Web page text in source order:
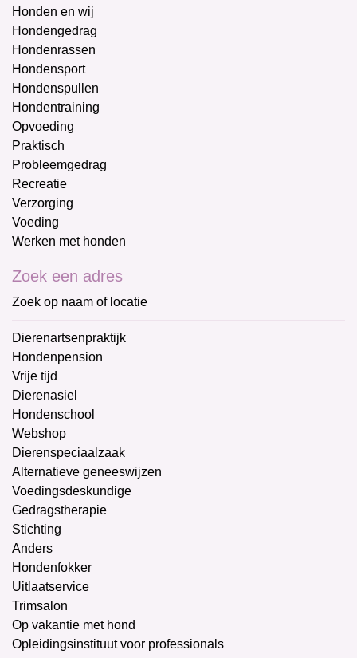
Honden en wij
Hondengedrag
Hondenrassen
Hondensport
Hondenspullen
Hondentraining
Opvoeding
Praktisch
Probleemgedrag
Recreatie
Verzorging
Voeding
Werken met honden
Zoek een adres
Zoek op naam of locatie
Dierenartsenpraktijk
Hondenpension
Vrije tijd
Dierenasiel
Hondenschool
Webshop
Dierenspeciaalzaak
Alternatieve geneeswijzen
Voedingsdeskundige
Gedragstherapie
Stichting
Anders
Hondenfokker
Uitlaatservice
Trimsalon
Op vakantie met hond
Opleidingsinstituut voor professionals